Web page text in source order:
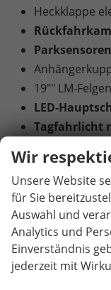
Heckklappe
19"" LM-
LED-
Tagfahrlicht
Elektrische
(Easy Open
CANTON
schwarzer
Vordersitze
Wir
Unsere Website
für Sie
Auswahl und
Analytics und
Einverständnis
jederzeit mit